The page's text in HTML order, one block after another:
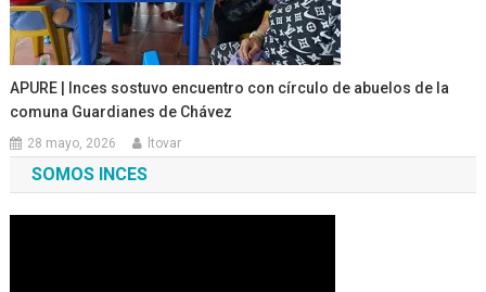
APURE | Inces sostuvo encuentro con círculo de abuelos de la
comuna Guardianes de Chávez
28 mayo, 2026 ltovar
SOMOS INCES